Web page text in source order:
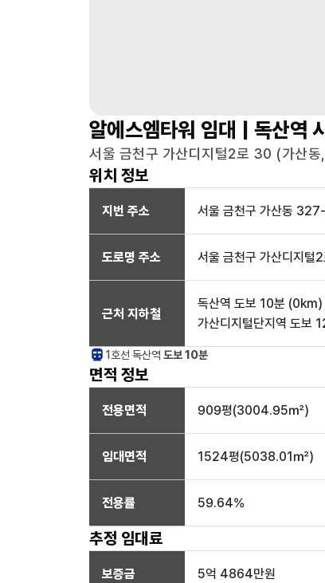
알에스엠타워 임대 | 독산역
서울 금천구 가산디지털2로 30 (가산
위치 정보
지번 주소 서울 금천구 가산동
도로명 주소 서울 금천구 가산디지털
근처 지하철
독산역 도보 10분 (0km)
가산디지털단지역 도보
1호선 독산역 도보 10분
면적 정보
전용면적 909평(3004.95㎡)
임대면적 1524평(5038.01㎡)
전용률 59.64%
추정 임대료
보증금 5억 4864만원